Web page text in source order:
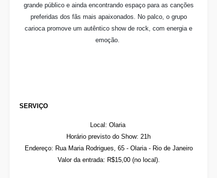
grande público e ainda encontrando espaço para as canções
preferidas dos fãs mais apaixonados. No palco, o grupo
carioca promove um autêntico show de rock, com energia e
emoção.
SERVIÇO
Local: Olaria
Horário previsto do Show: 21h
Endereço: Rua Maria Rodrigues, 65 - Olaria - Rio de Janeiro
Valor da entrada: R$15,00 (no local).